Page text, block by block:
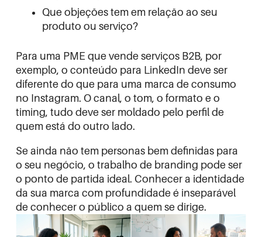
Que objeções tem em relação ao seu
produto ou serviço?
Para uma PME que vende serviços B2B, por
exemplo, o conteúdo para LinkedIn deve ser
diferente do que para uma marca de consumo
no Instagram. O canal, o tom, o formato e o
timing, tudo deve ser moldado pelo perfil de
quem está do outro lado.
Se ainda não tem personas bem definidas para
o seu negócio, o trabalho de branding pode ser
o ponto de partida ideal. Conhecer a identidade
da sua marca com profundidade é inseparável
de conhecer o público a quem se dirige.